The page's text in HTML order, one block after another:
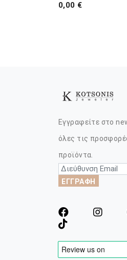
0,00 €
Εγγραφείτε στο
όλες τις
προϊόντα.
ΕΓΓΡΑΦΗ